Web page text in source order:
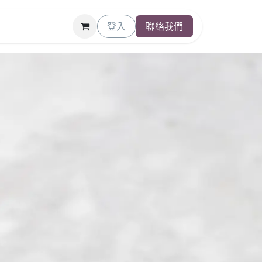
登入 聯絡我們